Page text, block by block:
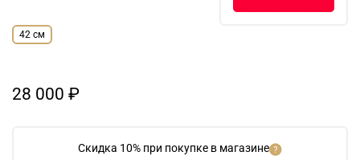
Скидка 10% при покупке в магазине
42 см
28 000 ₽